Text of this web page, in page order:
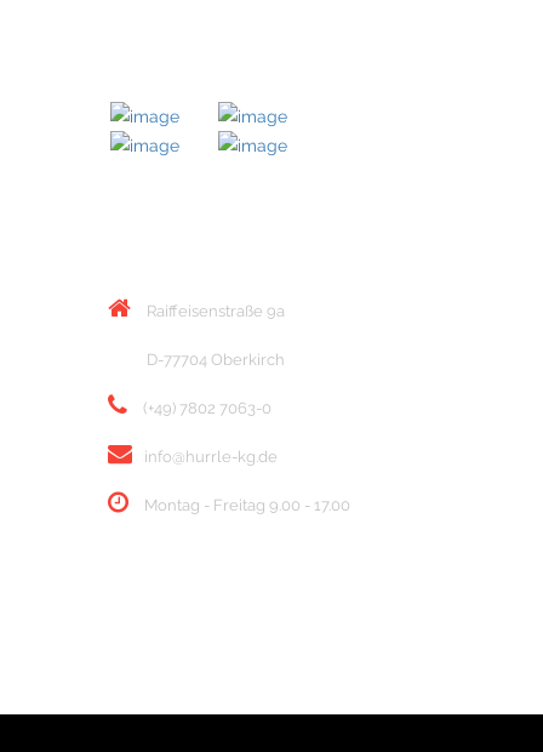
Raiffeisenstraße 9a
D-77704 Oberkirch
(+49) 7802 7063-0
info@hurrle-kg.de
Montag - Freitag 9.00 - 17.00